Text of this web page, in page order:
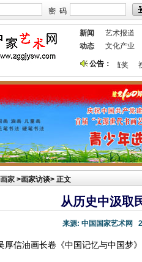
密 码
新闻 艺术报道
动态
文化产业
公告：
贺本站获艺术行业最具品牌价值奖 祝贺
画家 >画家访谈> 正文
从历史中汲取
来源: 中国国家艺术网
信油画长卷《中国记忆与中国梦》